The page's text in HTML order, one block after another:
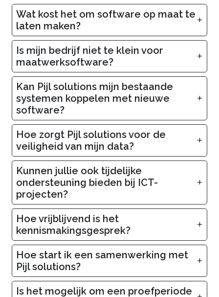
Wat kost het om software op maat te
laten maken?
+
Is mijn bedrijf niet te klein voor
maatwerksoftware?
+
Kan Pijl solutions mijn bestaande
systemen koppelen met nieuwe
software?
+
Hoe zorgt Pijl solutions voor de
veiligheid van mijn data?
+
Kunnen jullie ook tijdelijke
ondersteuning bieden bij ICT-
projecten?
+
Hoe vrijblijvend is het
kennismakingsgesprek?
+
Hoe start ik een samenwerking met
Pijl solutions?
+
Is het mogelijk om een proefperiode